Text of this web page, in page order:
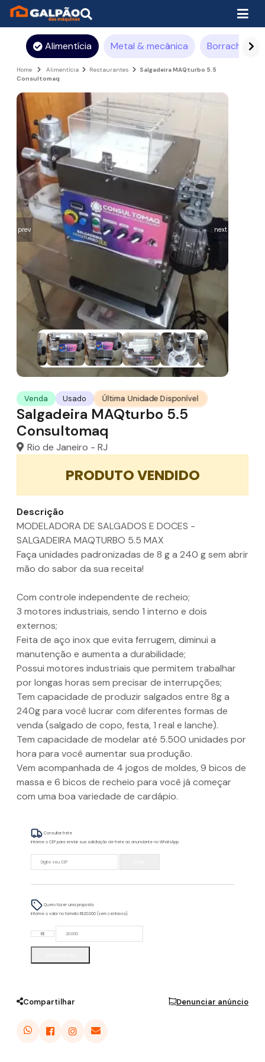
Alimentícia Metal & mecânica Borracha
Home Alimentícia Restaurantes
Salgadeira MAQturbo 5.5
Consultomaq
prev next
Venda Usado Última Unidade Disponível
Salgadeira MAQturbo 5.5
Consultomaq
Rio de Janeiro - RJ
PRODUTO VENDIDO
Descrição
MODELADORA DE SALGADOS E DOCES -
SALGADEIRA MAQTURBO 5.5 MAX
Faça unidades padronizadas de 8 g a 240 g sem abrir
mão do sabor da sua receita!
Com controle independente de recheio;
3 motores industriais, sendo 1 interno e dois
externos;
Feita de aço inox que evita ferrugem, diminui a
manutenção e aumenta a durabilidade;
Possui motores industriais que permitem trabalhar
por longas horas sem precisar de interrupções;
Tem capacidade de produzir salgados entre 8g a
240g para você lucrar com diferentes formas de
venda (salgado de copo, festa, 1 real e lanche).
Tem capacidade de modelar até 5.500 unidades por
hora para você aumentar sua produção.
Vem acompanhada de 4 jogos de moldes, 9 bicos de
massa e 6 bicos de recheio para você já começar
com uma boa variedade de cardápio.
Consultar frete
Informe o CEP para enviar sua solicitação de frete ao anunciante no WhatsApp.
Quero fazer uma proposta
Informe o valor no formato R$20.000 (sem centavos).
R$
Compartilhar Denunciar anúncio